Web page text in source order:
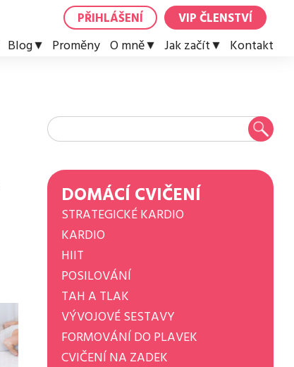
PŘIHLÁŠENÍ VIP ČLENSTVÍ
Blog Proměny O mně Jak začít Kontakt
DOMÁCÍ CVIČENÍ
STRATEGICKÉ KARDIO
KARDIO
HIIT
POSILOVÁNÍ
TAH A TLAK
VÝVOJOVÉ SESTAVY
FORMOVÁNÍ DO PLAVEK
CVIČENÍ NA ZADEK